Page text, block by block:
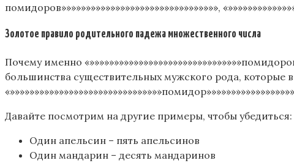
помидоров»»»»»»»»»»»»»»»»»»»»»»»»»»»»»»»»,
Золотое правило родительного падежа множественного числа
Почему именно
большинства существительных мужского рода, которые
Давайте посмотрим на другие примеры, чтобы убедиться:
Один апельсин – пять апельсинов
Один мандарин – десять мандаринов